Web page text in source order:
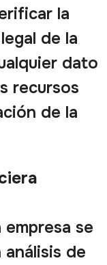
la
de la
dato
recursos
de la
se
de